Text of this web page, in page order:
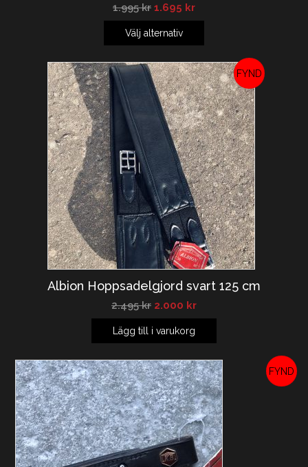
1.995kr 1.695 kr
Välj alternativ
REA!
Albion Hoppsadelgjord svart 125 cm
2.495kr 2.000 kr
Lägg till i varukorg